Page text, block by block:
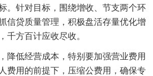
。针对目标，围绕增收、节支两个环
信贷质量管理，积极盘活存量优化增
千方百计应收尽收。
降低经营成本，特别要加强营业费用
费用的前提下，压缩公费用，确保专